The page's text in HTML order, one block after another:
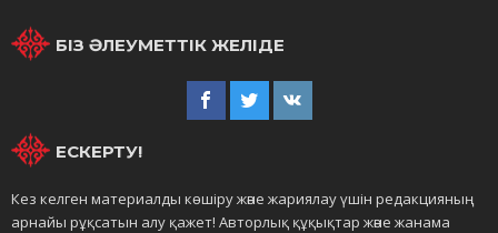
БІЗ ӘЛЕУМЕТТІК ЖЕЛІДЕ
ЕСКЕРТУ!
Кез келген материалды көшіру және жариялау үшін редакцияның
арнайы рұқсатын алу қажет! Авторлық құқықтар және жанама